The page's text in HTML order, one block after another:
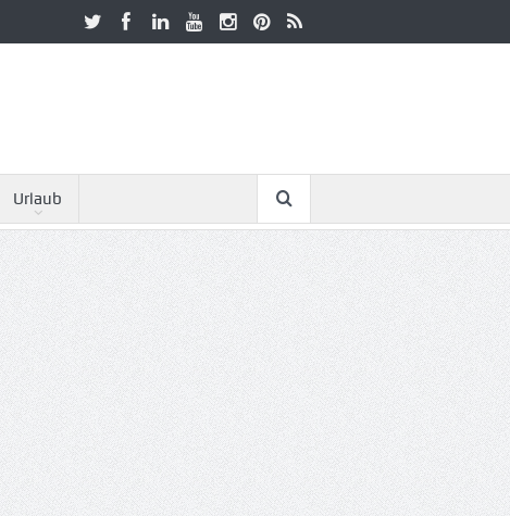
Urlaub